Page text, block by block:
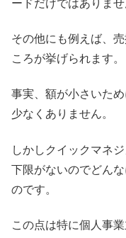
ードだけではありませ
その他にも例えば、
ころが挙げられます。
事実、額が小さいた
少なくありません。
しかしクイックマネ
下限がないのでどん
のです。
この点は特に個人事